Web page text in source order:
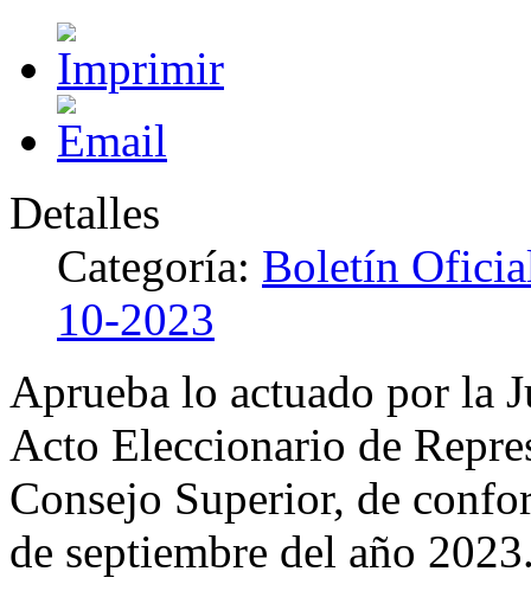
Detalles
Categoría: Boletín
10-2023
Aprueba lo actuado por la
Acto Eleccionario de
Consejo Superior, de
de septiembre del año